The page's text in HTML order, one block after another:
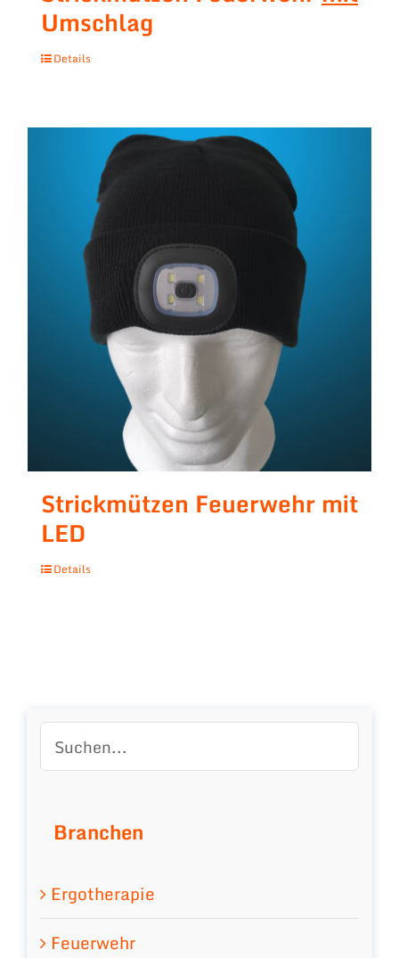
Umschlag
Details
Strickmützen Feuerwehr mit
LED
Details
Branchen
Ergotherapie
Feuerwehr